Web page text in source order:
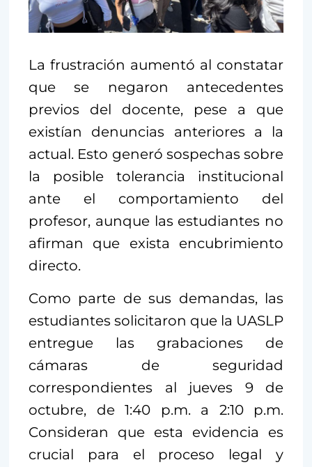
La frustración aumentó al constatar
que se negaron antecedentes
previos del docente, pese a que
existían denuncias anteriores a la
actual. Esto generó sospechas sobre
la posible tolerancia institucional
ante el comportamiento del
profesor, aunque las estudiantes no
afirman que exista encubrimiento
directo.
Como parte de sus demandas, las
estudiantes solicitaron que la UASLP
entregue las grabaciones de
cámaras de seguridad
correspondientes al jueves 9 de
octubre, de 1:40 p.m. a 2:10 p.m.
Consideran que esta evidencia es
crucial para el proceso legal y